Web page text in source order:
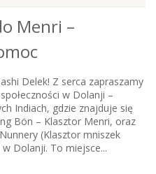
Menri –
Delek! Z serca zapraszamy
w Dolanji –
Indiach, gdzie znajduje się
Bön – Klasztor Menri, oraz
(Klasztor mniszek
Dolanji. To miejsce...